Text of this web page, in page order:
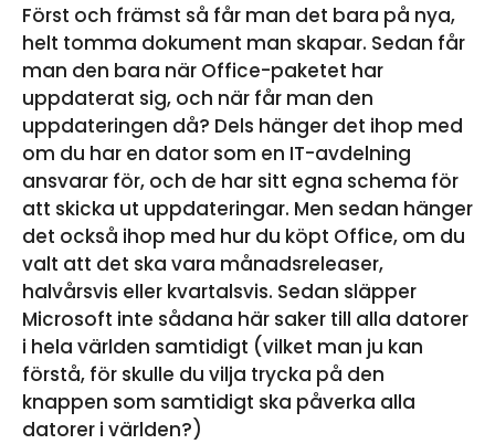
Först och främst så får man det bara på nya,
helt tomma dokument man skapar. Sedan får
man den bara när Office-paketet har
uppdaterat sig, och när får man den
uppdateringen då? Dels hänger det ihop med
om du har en dator som en IT-avdelning
ansvarar för, och de har sitt egna schema för
att skicka ut uppdateringar. Men sedan hänger
det också ihop med hur du köpt Office, om du
valt att det ska vara månadsreleaser,
halvårsvis eller kvartalsvis. Sedan släpper
Microsoft inte sådana här saker till alla datorer
i hela världen samtidigt (vilket man ju kan
förstå, för skulle du vilja trycka på den
knappen som samtidigt ska påverka alla
datorer i världen?)